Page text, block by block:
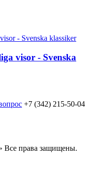
visor - Svenska
+7 (342) 215-50-04
права защищены.